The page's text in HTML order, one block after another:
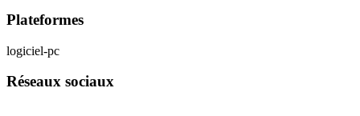
Plateformes
logiciel-pc
Réseaux sociaux